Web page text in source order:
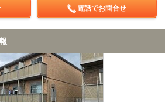
電話でお問合せ